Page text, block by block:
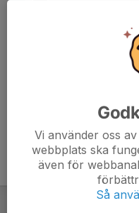
Vi använder oss
webbplats ska
även för
Så